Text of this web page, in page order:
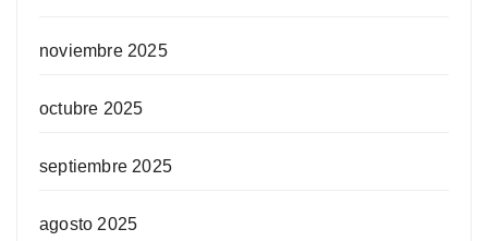
noviembre 2025
octubre 2025
septiembre 2025
agosto 2025